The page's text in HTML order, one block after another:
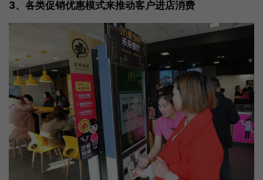
3、各类促销优惠模式来推动客户进店消费